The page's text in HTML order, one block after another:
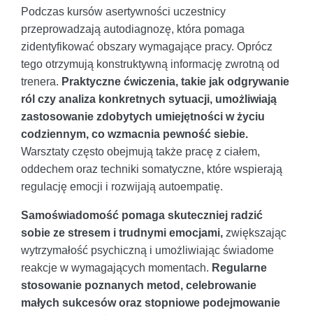
Podczas kursów asertywności uczestnicy
przeprowadzają autodiagnozę, która pomaga
zidentyfikować obszary wymagające pracy. Oprócz
tego otrzymują konstruktywną informację zwrotną od
trenera. Praktyczne ćwiczenia, takie jak odgrywanie
ról czy analiza konkretnych sytuacji, umożliwiają
zastosowanie zdobytych umiejętności w życiu
codziennym, co wzmacnia pewność siebie.
Warsztaty często obejmują także pracę z ciałem,
oddechem oraz techniki somatyczne, które wspierają
regulację emocji i rozwijają autoempatię.
Samoświadomość pomaga skuteczniej radzić
sobie ze stresem i trudnymi emocjami, zwiększając
wytrzymałość psychiczną i umożliwiając świadome
reakcje w wymagających momentach. Regularne
stosowanie poznanych metod, celebrowanie
małych sukcesów oraz stopniowe podejmowanie